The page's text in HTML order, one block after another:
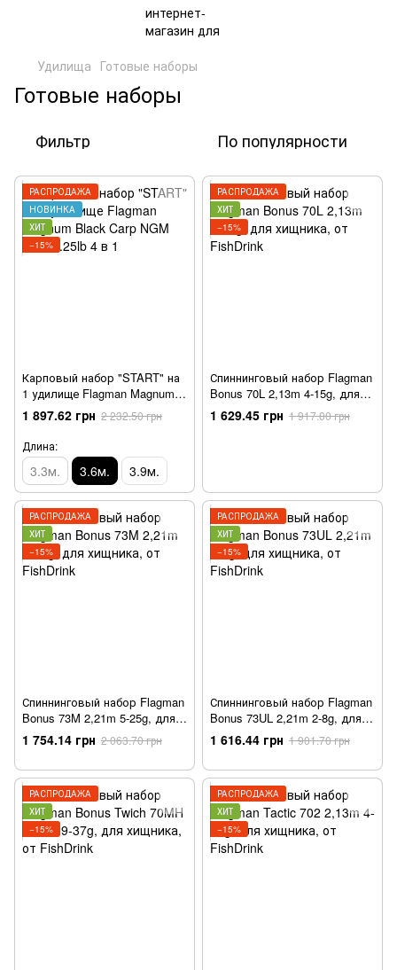
Удилища Готовые наборы
Готовые наборы
Фильтр По популярности
РАСПРОДАЖА
НОВИНКА
ХИТ
−15%
Карповый набор "START" на
1 удилище Flagman Magnum
Black Carp NGM 3.6м 3.25lb 4
в 1
1 897.62 грн 2 232.50 грн
Длина:
3.3м. 3.6м. 3.9м.
РАСПРОДАЖА
ХИТ
−15%
Спиннинговый набор Flagman
Bonus 70L 2,13m 4-15g, для
хищника, от FishDrink
1 629.45 грн 1 917.00 грн
РАСПРОДАЖА
ХИТ
−15%
Спиннинговый набор Flagman
Bonus 73M 2,21m 5-25g, для
хищника, от FishDrink
1 754.14 грн 2 063.70 грн
РАСПРОДАЖА
ХИТ
−15%
Спиннинговый набор Flagman
Bonus 73UL 2,21m 2-8g, для
хищника, от FishDrink
1 616.44 грн 1 901.70 грн
РАСПРОДАЖА
ХИТ
−15%
РАСПРОДАЖА
ХИТ
−15%